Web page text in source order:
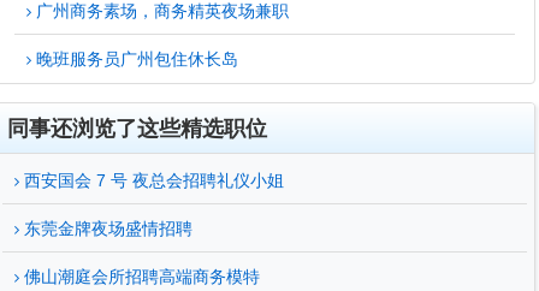
广州商务素场，商务精英夜场兼职
晚班服务员广州包住休长岛
同事还浏览了这些精选职位
西安国会 7 号 夜总会招聘礼仪小姐
东莞金牌夜场盛情招聘
佛山潮庭会所招聘高端商务模特